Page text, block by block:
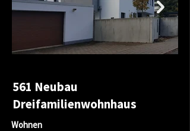
561 Neubau
Dreifamilienwohnhaus
Wohnen